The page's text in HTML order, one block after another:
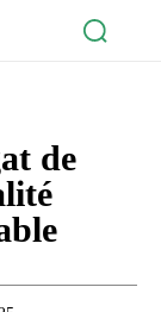
de